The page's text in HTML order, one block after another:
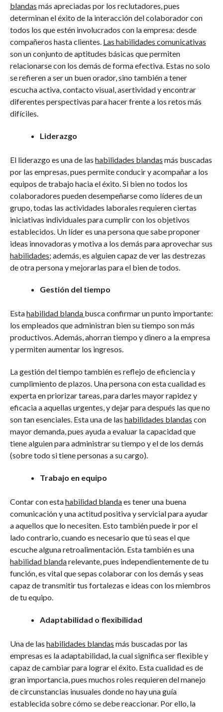
blandas más apreciadas por los reclutadores, pues
determinan el éxito de la interacción del colaborador con
todos los que estén involucrados con la empresa: desde
compañeros hasta clientes. Las habilidades comunicativas
son un conjunto de aptitudes básicas que permiten
relacionarse con los demás de forma efectiva. Estas no solo
se refieren a ser un buen orador, sino también a tener
escucha activa, contacto visual, asertividad y encontrar
diferentes perspectivas para hacer frente a los retos más
difíciles.
Liderazgo
El liderazgo es una de las habilidades blandas más buscadas
por las empresas, pues permite conducir y acompañar a los
equipos de trabajo hacia el éxito. Si bien no todos los
colaboradores pueden desempeñarse como líderes de un
grupo, todas las actividades laborales requieren ciertas
iniciativas individuales para cumplir con los objetivos
establecidos. Un líder es una persona que sabe proponer
ideas innovadoras y motiva a los demás para aprovechar sus
habilidades; además, es alguien capaz de ver las destrezas
de otra persona y mejorarlas para el bien de todos.
Gestión del tiempo
Estahabilidad blanda busca confirmar un punto importante:
los empleados que administran bien su tiempo son más
productivos. Además, ahorran tiempo y dinero a la empresa
y permiten aumentar los ingresos.
La gestión del tiempo también es reflejo de eficiencia y
cumplimiento de plazos. Una persona con esta cualidad es
experta en priorizar tareas, para darles mayor rapidez y
eficacia a aquellas urgentes, y dejar para después las que no
son tan esenciales. Esta una de las habilidades blandas con
mayor demanda, pues ayuda a evaluar la capacidad que
tiene alguien para administrar su tiempo y el de los demás
(sobre todo si tiene personas a su cargo).
Trabajo en equipo
Contar con estahabilidad blandaes tener una buena
comunicación y una actitud positiva y servicial para ayudar
a aquellos que lo necesiten. Esto también puede ir por el
lado contrario, cuando es necesario que tú seas el que
escuche alguna retroalimentación. Esta también es una
habilidad blandarelevante, pues independientemente de tu
función, es vital que sepas colaborar con los demás y seas
capaz de transmitir tus fortalezas e ideas con los miembros
de tu equipo.
Adaptabilidad o flexibilidad
Una de las habilidades blandas más buscadas por las
empresas es la adaptabilidad, la cual significa ser flexible y
capaz de cambiar para lograr el éxito. Esta cualidad es de
gran importancia, pues muchos roles requieren del manejo
de circunstancias inusuales donde no hay una guía
establecida sobre cómo se debe reaccionar. Por ello, la